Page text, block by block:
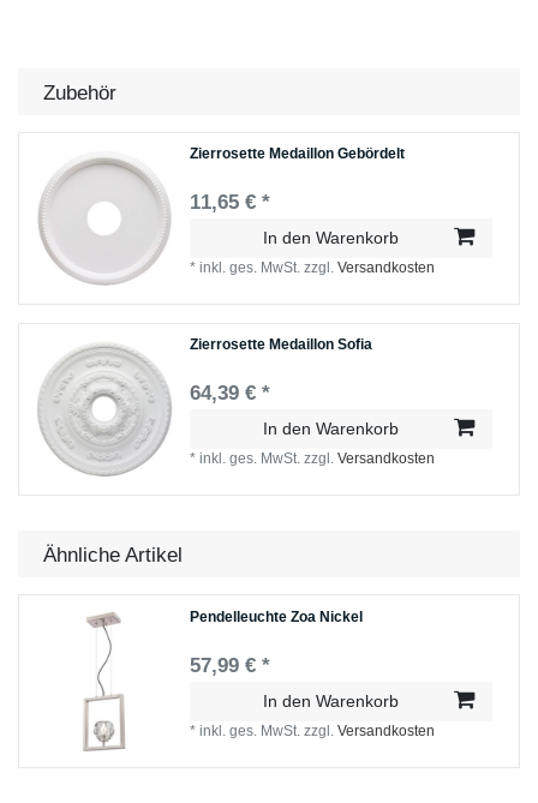
Zubehör
Zierrosette Medaillon Gebördelt
11,65 € *
In den Warenkorb
*inkl. ges. MwSt. zzgl.Versandkosten
Zierrosette Medaillon Sofia
64,39 € *
In den Warenkorb
*inkl. ges. MwSt. zzgl.Versandkosten
Ähnliche Artikel
Pendelleuchte Zoa Nickel
57,99 € *
In den Warenkorb
*inkl. ges. MwSt. zzgl.Versandkosten